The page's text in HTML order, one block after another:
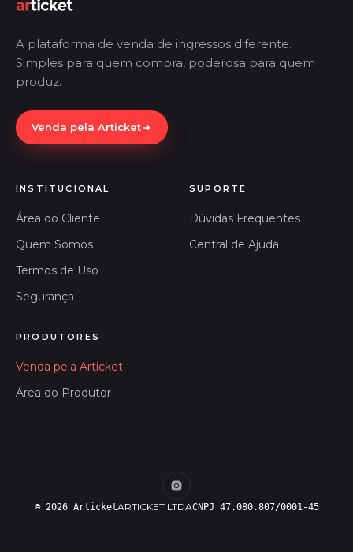
A plataforma de venda de ingressos diferente.
Simples para quem compra, poderosa para quem
produz.
Venda pela Articket
INSTITUCIONAL
Área do Cliente
Quem Somos
Termos de Uso
Segurança
SUPORTE
Dúvidas Frequentes
Central de Ajuda
PRODUTORES
Venda pela Articket
Área do Produtor
© 2026 ArticketARTICKET LTDACNPJ 47.080.807/0001-45